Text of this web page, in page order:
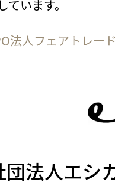
ています。
法人フェアトレ
団法人エシ